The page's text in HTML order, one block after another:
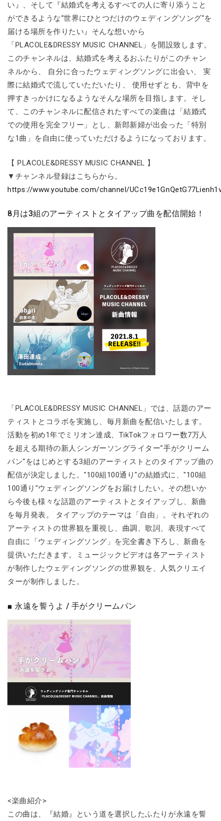
い』、そして『結婚式を考えるすべての人に寄り添うこと
ができるような“世界にひとつだけのウェディングソング"を
届ける場所を作りたい』そんな想いから
「PLACOLE&DRESSY MUSIC CHANNEL」を開設致します。
このチャンネルは、結婚式を考えるおふたりがこのチャン
ネルから、 自分に合ったウェディングソングに出会い、 実
際に結婚式で流していただいたり、 使用せずとも、背中を
押すきっかけになるようなそんな場所を目指します。そし
て、このチャンネルに配信されたすべての楽曲は「結婚式
での使用を完全フリー」とし、新郎新婦が出会った「特別
な1曲」を自由に使っていただけるようになっております。
【 PLACOLE&DRESSY MUSIC CHANNEL 】
▼チャンネル登録はこちらから。
https://www.youtube.com/channel/
8月は3組のアーティストとタイアップ曲を配信開始！
「PLACOLE&DRESSY MUSIC CHANNEL」では、話題のアー
ティストとコラボを実施し、毎月新曲を配信いたします。
活動を初め1年でミリオン達成、TikTokフォロワー数7万人
を超える期待の新人シンガーソングライター"手がクリーム
パン"をはじめとする3組のアーティストとのタイアップ曲の
配信が決定しました。"100組100通り"の結婚式に、"100組
100通り"ウェディングソングをお届けしたい。その想いか
ら今後も様々な話題のアーティストとタイアップし、新曲
を毎月発表。 タイアップのテーマは「自由」。それぞれの
アーティストの世界観を重視し、曲調、歌詞、表現すべて
自由に「ウェディングソング」を完全書き下ろし、新曲を
提供いただきます。ミュージックビデオは各アーティスト
が制作したウェディングソングの世界観を、人気クリエイ
ターが制作しました。
■ 永遠を誓うよ / 手がクリームパン
<楽曲紹介>
この曲は、『結婚』という道を選択したふたりが永遠を誓